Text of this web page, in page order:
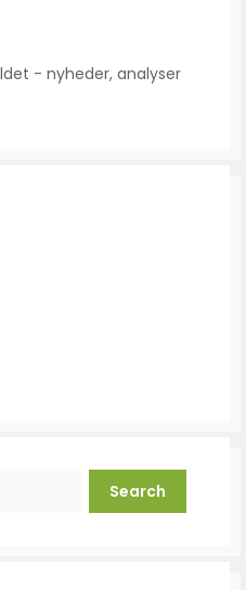
- nyheder, analyser